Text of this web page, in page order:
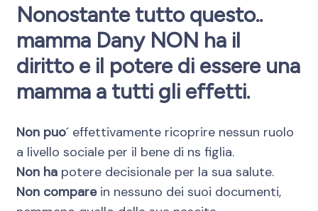
Nonostante tutto questo..
mamma Dany NON ha il
diritto e il potere di essere una
mamma a tutti gli effetti.
Non puo´ effettivamente ricoprire nessun ruolo
a livello sociale per il bene di ns figlia.
Non ha potere decisionale per la sua salute.
Non comparein nessuno dei suoi documenti,